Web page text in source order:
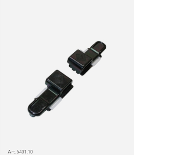
Art. 6401.10